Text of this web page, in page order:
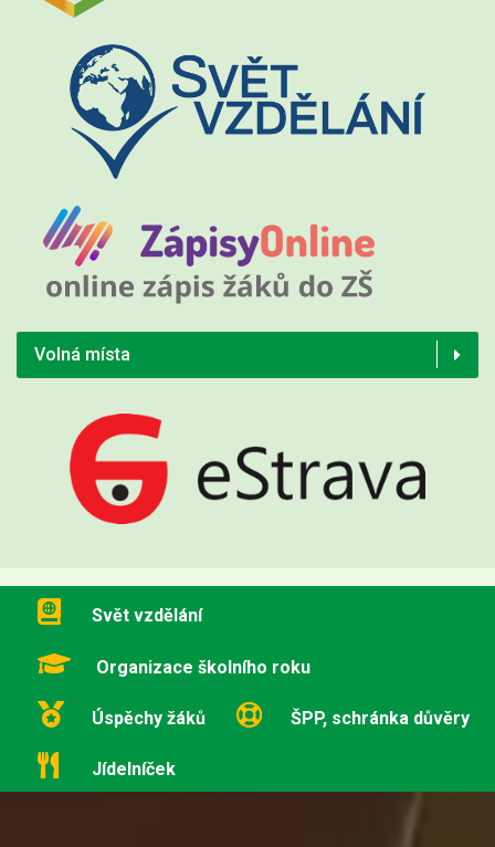
Volná místa
Svět vzdělání
Organizace školního roku
Úspěchy žáků ŠPP, schránka důvěry
Jídelníček